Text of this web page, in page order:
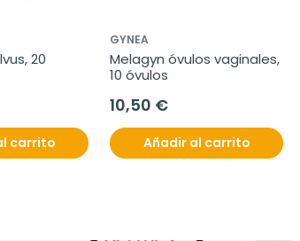
20
carrito
GYNEA
Melagyn óvulos vaginales,
10 óvulos
10,50 €
Añadir al carrito